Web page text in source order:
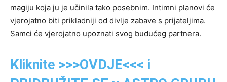
magiju koja ju je učinila tako posebnim. Intimni planovi će
vjerojatno biti prikladniji od divlje zabave s prijateljima.
Samci će vjerojatno upoznati svog budućeg partnera.
Kliknite >>>OVDJE<<< i